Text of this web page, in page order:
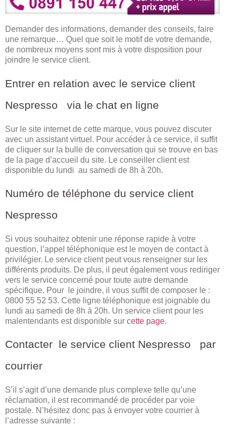
Demander des informations, demander des conseils, faire
une remarque… Quel que soit le motif de votre demande,
de nombreux moyens sont mis à votre disposition pour
joindre le service client.
Entrer en relation avec le service client
Nespresso via le chat en ligne
Sur le site internet de cette marque, vous pouvez discuter
avec un assistant virtuel. Pour accéder à ce service, il suffit
de cliquer sur la bulle de conversation qui se trouve en bas
de la page d’accueil du site. Le conseiller client est
disponible du lundi au samedi de 8h à 20h.
Numéro de téléphone du service client
Nespresso
Si vous souhaitez obtenir une réponse rapide à votre
question, l’appel téléphonique est le moyen de contact à
privilégier. Le service client peut vous renseigner sur les
différents produits. De plus, il peut également vous rediriger
vers le service concerné pour toute autre demande
spécifique. Pour le joindre, il vous suffit de composer le :
0800 55 52 53. Cette ligne téléphonique est joignable du
lundi au samedi de 8h à 20h. Un service client pour les
malentendants est disponible sur cette page.
Contacter le service client Nespresso par
courrier
S’il s’agit d’une demande plus complexe telle qu’une
réclamation, il est recommandé de procéder par voie
postale. N’hésitez donc pas à envoyer votre courrier à
l’adresse suivante :